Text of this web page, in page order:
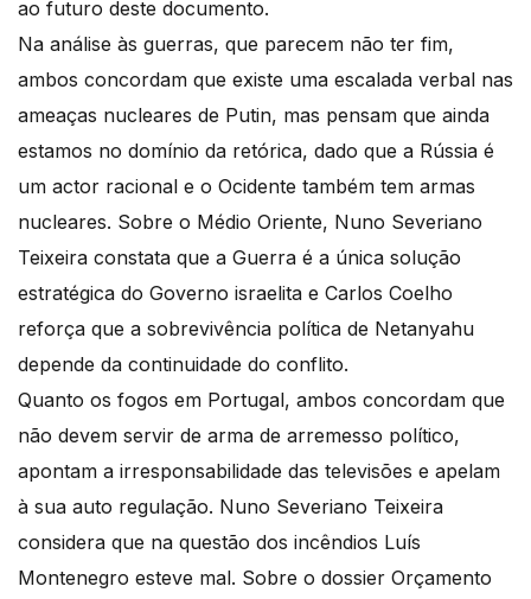
ao futuro deste documento.
Na análise às guerras, que parecem não ter fim,
ambos concordam que existe uma escalada verbal nas
ameaças nucleares de Putin, mas pensam que ainda
estamos no domínio da retórica, dado que a Rússia é
um actor racional e o Ocidente também tem armas
nucleares. Sobre o Médio Oriente, Nuno Severiano
Teixeira constata que a Guerra é a única solução
estratégica do Governo israelita e Carlos Coelho
reforça que a sobrevivência política de Netanyahu
depende da continuidade do conflito.
Quanto os fogos em Portugal, ambos concordam que
não devem servir de arma de arremesso político,
apontam a irresponsabilidade das televisões e apelam
à sua auto regulação. Nuno Severiano Teixeira
considera que na questão dos incêndios Luís
Montenegro esteve mal. Sobre o dossier Orçamento